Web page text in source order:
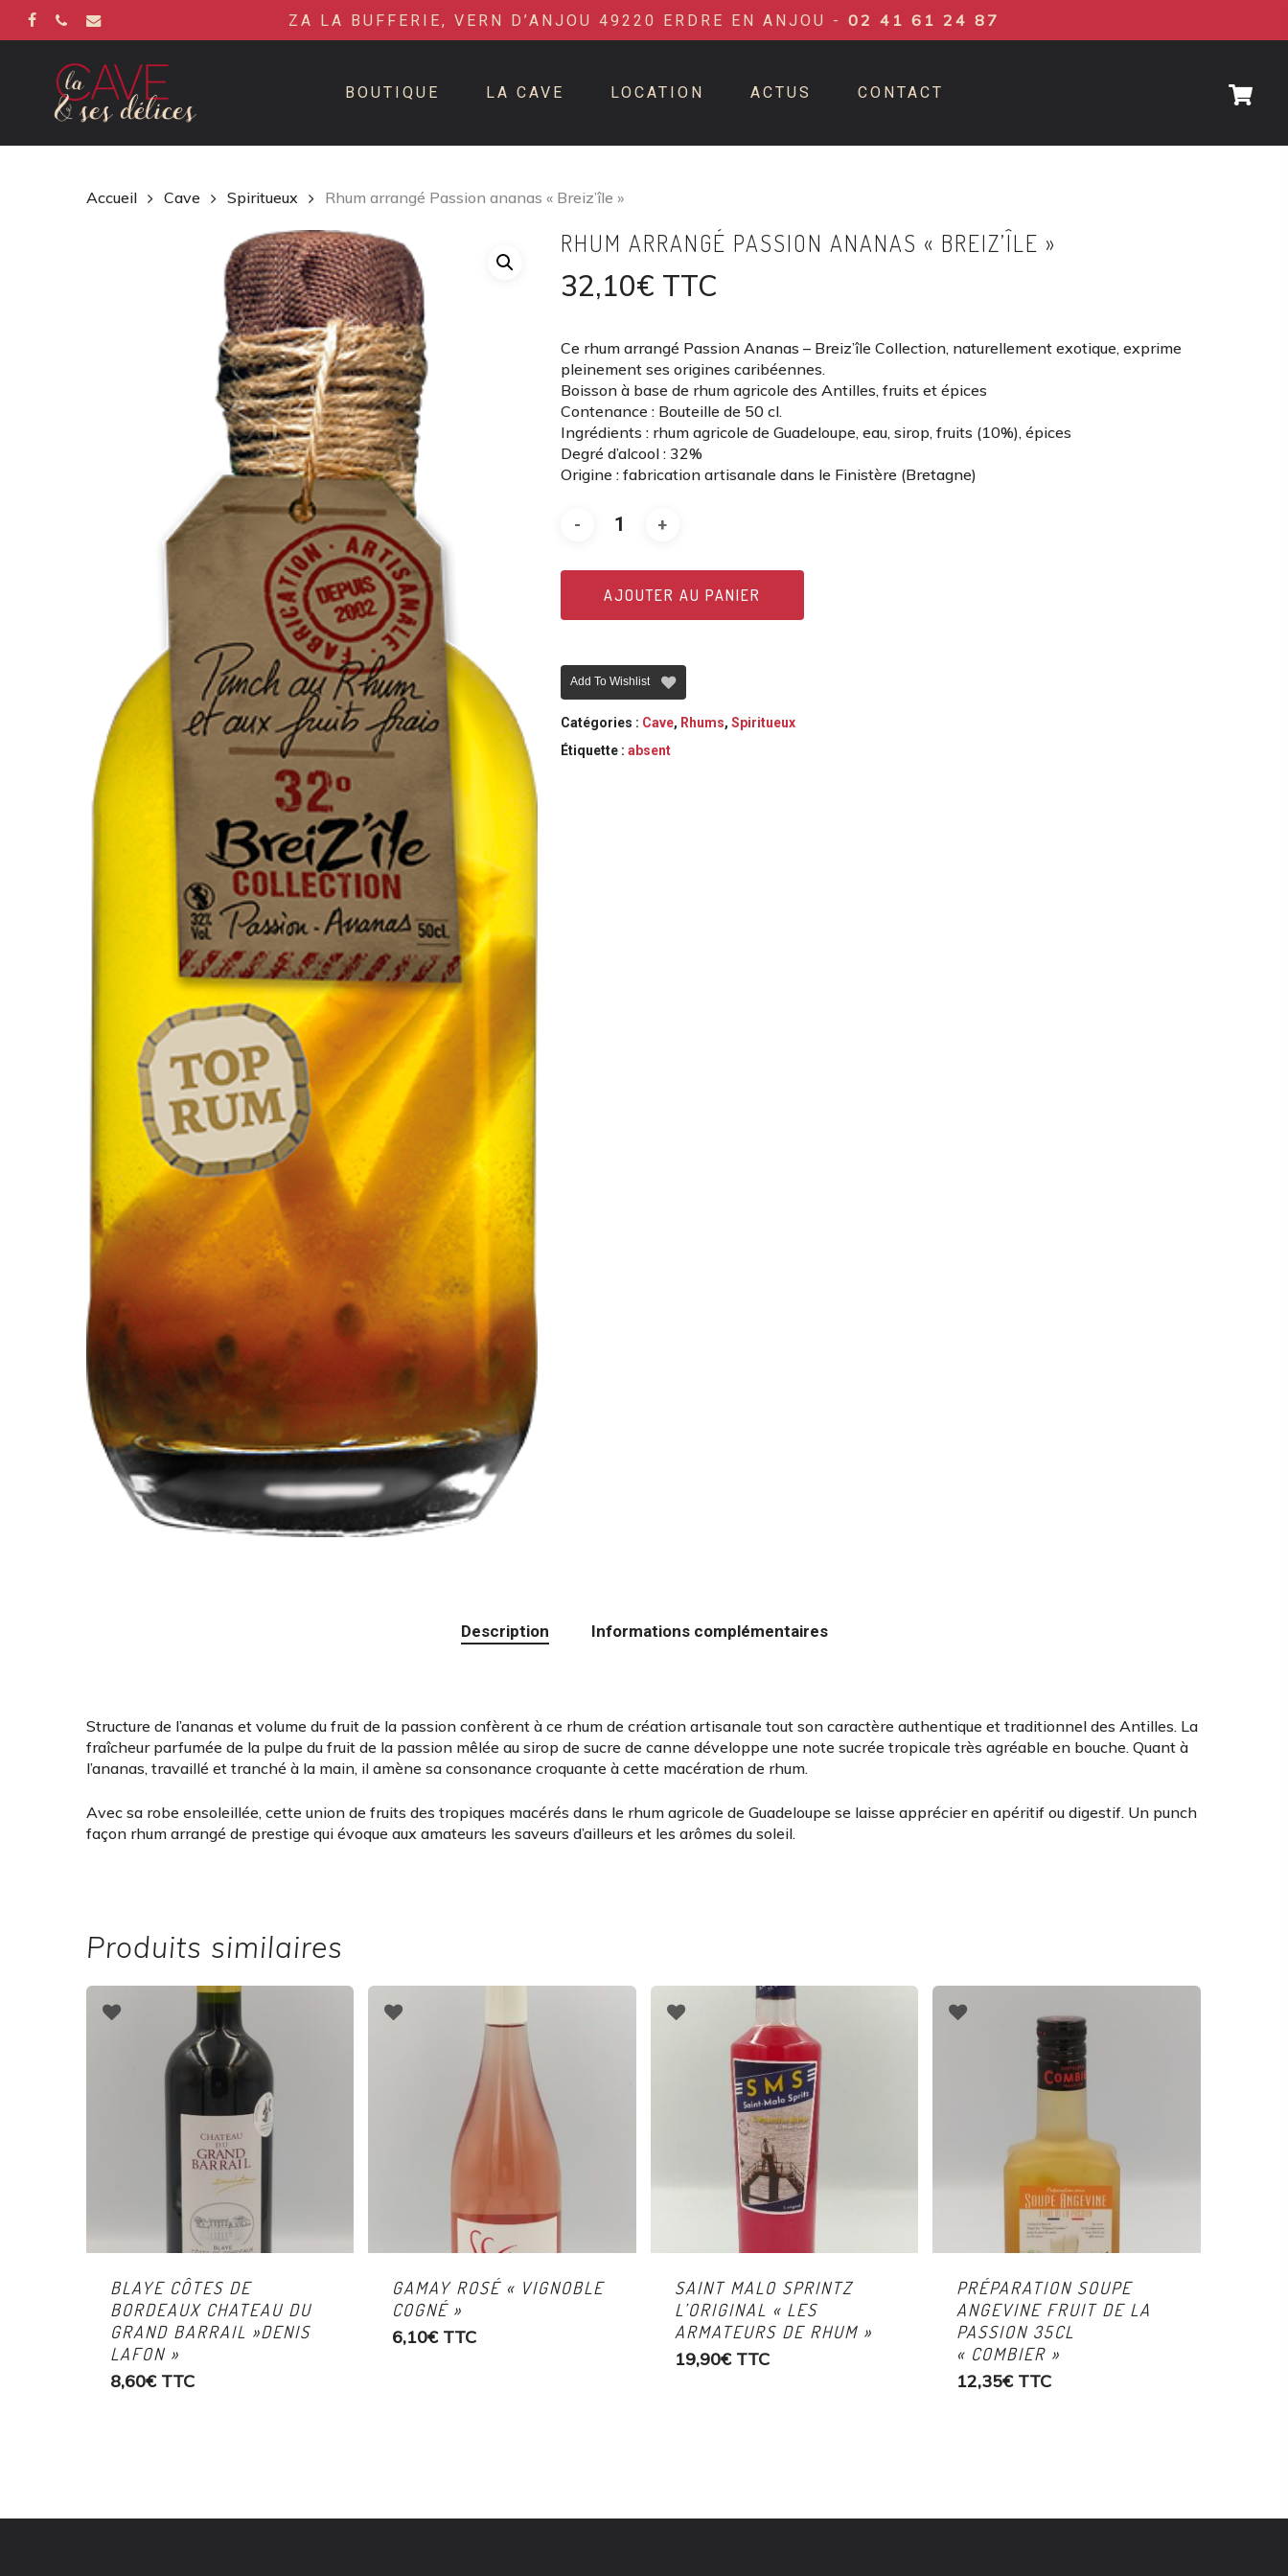
ZA LA BUFFERIE, VERN D’ANJOU 49220 ERDRE EN ANJOU - 02 41 61 24 87
BOUTIQUE LA CAVE LOCATION ACTUS CONTACT
Accueil Cave Spiritueux Rhum arrangé Passion ananas « Breiz’île »
RHUM ARRANGÉ PASSION ANANAS « BREIZ’ÎLE »
32,10€ TTC
Ce rhum arrangé Passion Ananas – Breiz’île Collection, naturellement exotique, exprime
pleinement ses origines caribéennes.
Boisson à base de rhum agricole des Antilles, fruits et épices
Contenance : Bouteille de 50 cl.
Ingrédients : rhum agricole de Guadeloupe, eau, sirop, fruits (10%), épices
Degré d’alcool : 32%
Origine : fabrication artisanale dans le Finistère (Bretagne)
AJOUTER AU PANIER
Add To Wishlist
Catégories : Cave, Rhums, Spiritueux
Étiquette : absent
Description Informations complémentaires
Structure de l’ananas et volume du fruit de la passion confèrent à ce rhum de création artisanale tout son caractère authentique et traditionnel des Antilles. La
fraîcheur parfumée de la pulpe du fruit de la passion mêlée au sirop de sucre de canne développe une note sucrée tropicale très agréable en bouche. Quant à
l’ananas, travaillé et tranché à la main, il amène sa consonance croquante à cette macération de rhum.
Avec sa robe ensoleillée, cette union de fruits des tropiques macérés dans le rhum agricole de Guadeloupe se laisse apprécier en apéritif ou digestif. Un punch
façon rhum arrangé de prestige qui évoque aux amateurs les saveurs d’ailleurs et les arômes du soleil.
Produits similaires
BLAYE CÔTES DE
BORDEAUX CHATEAU DU
GRAND BARRAIL »DENIS
LAFON »
8,60€ TTC
GAMAY ROSÉ « VIGNOBLE
COGNÉ »
6,10€ TTC
SAINT MALO SPRINTZ
L’ORIGINAL « LES
ARMATEURS DE RHUM »
19,90€ TTC
PRÉPARATION SOUPE
ANGEVINE FRUIT DE LA
PASSION 35CL
« COMBIER »
12,35€ TTC